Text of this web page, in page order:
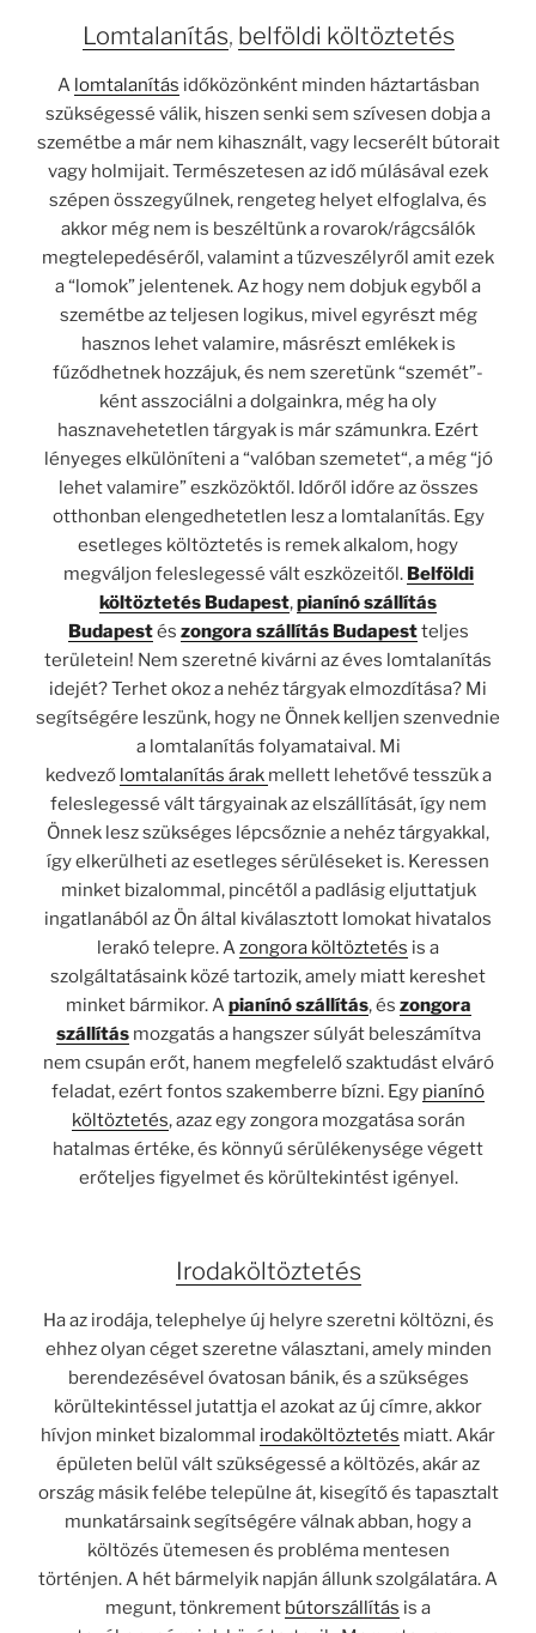
Lomtalanítás, belföldi költöztetés
A lomtalanítás időközönként minden háztartásban
szükségessé válik, hiszen senki sem szívesen dobja a
szemétbe a már nem kihasznált, vagy lecserélt bútorait
vagy holmijait. Természetesen az idő múlásával ezek
szépen összegyűlnek, rengeteg helyet elfoglalva, és
akkor még nem is beszéltünk a rovarok/rágcsálók
megtelepedéséről, valamint a tűzveszélyről amit ezek
a “lomok” jelentenek. Az hogy nem dobjuk egyből a
szemétbe az teljesen logikus, mivel egyrészt még
hasznos lehet valamire, másrészt emlékek is
fűződhetnek hozzájuk, és nem szeretünk “szemét”-
ként asszociálni a dolgainkra, még ha oly
hasznavehetetlen tárgyak is már számunkra. Ezért
lényeges elkülöníteni a “valóban szemetet“, a még “jó
lehet valamire” eszközöktől. Időről időre az összes
otthonban elengedhetetlen lesz a lomtalanítás. Egy
esetleges költöztetés is remek alkalom, hogy
megváljon feleslegessé vált eszközeitől. Belföldi
költöztetés Budapest,pianínó szállítás
Budapestés zongora szállítás Budapestteljes
területein! Nem szeretné kivárni az éves lomtalanítás
idejét? Terhet okoz a nehéz tárgyak elmozdítása? Mi
segítségére leszünk, hogy ne Önnek kelljen szenvednie
a lomtalanítás folyamataival. Mi
kedvező lomtalanítás árak mellett lehetővé tesszük a
feleslegessé vált tárgyainak az elszállítását, így nem
Önnek lesz szükséges lépcsőznie a nehéz tárgyakkal,
így elkerülheti az esetleges sérüléseket is. Keressen
minket bizalommal, pincétől a padlásig eljuttatjuk
ingatlanából az Ön által kiválasztott lomokat hivatalos
lerakó telepre. Azongora költöztetés is a
szolgáltatásaink közé tartozik, amely miatt kereshet
minket bármikor. Apianínó szállítás, és zongora
szállításmozgatás a hangszer súlyát beleszámítva
nem csupán erőt, hanem megfelelő szaktudást elváró
feladat, ezért fontos szakemberre bízni. Egy pianínó
költöztetés, azaz egy zongora mozgatása során
hatalmas értéke, és könnyű sérülékenysége végett
erőteljes figyelmet és körültekintést igényel.
Irodaköltöztetés
Ha az irodája, telephelye új helyre szeretni költözni, és
ehhez olyan céget szeretne választani, amely minden
berendezésével óvatosan bánik, és a szükséges
körültekintéssel jutattja el azokat az új címre, akkor
hívjon minket bizalommal irodaköltöztetés miatt. Akár
épületen belül vált szükségessé a költözés, akár az
ország másik felébe települne át, kisegítő és tapasztalt
munkatársaink segítségére válnak abban, hogy a
költözés ütemesen és probléma mentesen
történjen. A hét bármelyik napján állunk szolgálatára. A
megunt, tönkrement bútorszállítás is a